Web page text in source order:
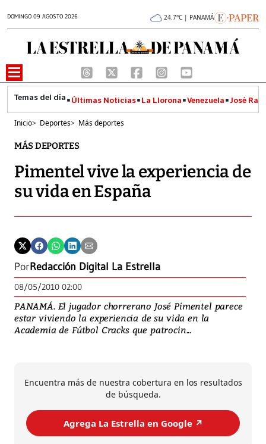
DOMINGO 09 AGOSTO 2026 24.7°C | PANAMÁ
Últimas Noticias La Llorona Venezuela José
Inicio> Deportes> Más deportes
MÁS DEPORTES
Pimentel vive la experiencia de
su vida en España
PorRedacción Digital La Estrella
08/05/2010 02:00
PANAMÁ. El jugador chorrerano José Pimentel parece
estar viviendo la experiencia de su vida en la
Academia de Fútbol Cracks que patrocin...
Encuentra más de nuestra cobertura en los resultados
de búsqueda.
Agrega La Estrella en Google ↗️